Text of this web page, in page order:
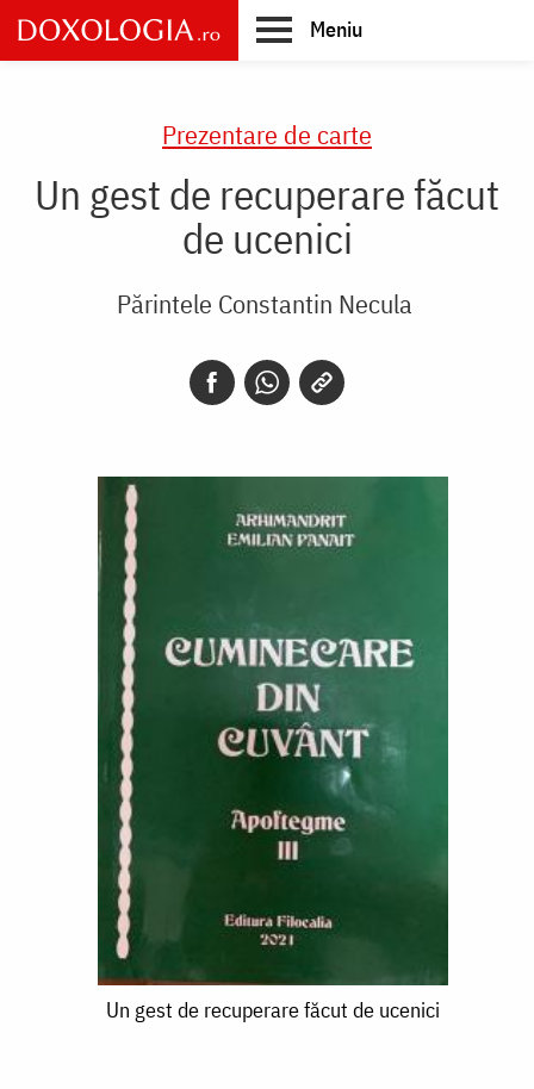
Skip
to
main
Meniu
Prezentare de carte
Un gest de recuperare făcut
de ucenici
Părintele Constantin Necula
Un gest de recuperare făcut de ucenici